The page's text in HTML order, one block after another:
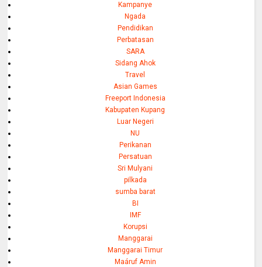
Kampanye
Ngada
Pendidikan
Perbatasan
SARA
Sidang Ahok
Travel
Asian Games
Freeport Indonesia
Kabupaten Kupang
Luar Negeri
NU
Perikanan
Persatuan
Sri Mulyani
pilkada
sumba barat
BI
IMF
Korupsi
Manggarai
Manggarai Timur
Maáruf Amin